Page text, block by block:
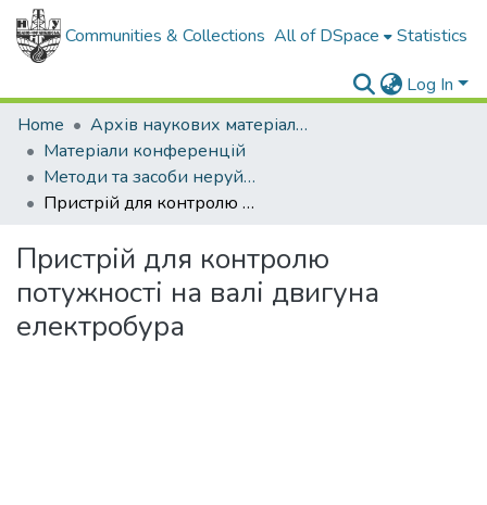
Communities & Collections All of DSpace Statistics
Log In
Home
Архів наукових матеріалів
Матеріали конференцій
Методи та засоби неруйнівного контролю промислового обладнання 2015
Пристрій для контролю потужності на валі двигуна електробура
Пристрій для контролю
потужності на валі двигуна
електробура